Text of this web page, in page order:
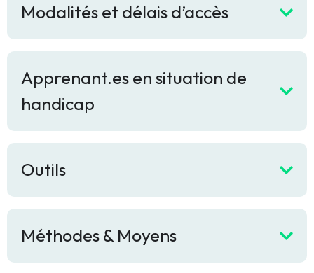
Modalités et délais d’accès
Apprenant.es en situation de
handicap
Outils
Méthodes & Moyens